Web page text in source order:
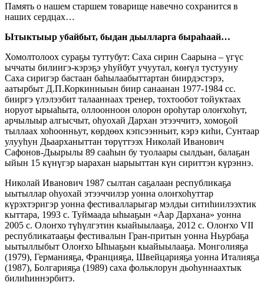
Память о нашем старшем товарище навечно сохранится в
наших сердцах…
Ытыктыыр убайбыт, быдан дьылларга быраһаай…
Хомолтолоох сураҕы туттубут: Саха сирин Саарына – үгүс
ыччаты билиигэ-кэрэҕэ уһуйбут учуутал, көҥүл тустууну
Саха сиригэр бастаан баһылаабыттартан биирдэстэрэ,
аатырбыт Д.П.Коркинныын биир санаанан 1977-1984 сс.
бииргэ үлэлээбит талааннаах тренер, тохтообот тойуктаах
норуот ырыаһыта, оллоонноон олорон ороһутар олоҥхоһут,
арчылыыр алгысчыт, оһуохай Дархан этээччитэ, хомоҕой
тыллаах хоһоонньут, көрдөөх кэпсээнньит, кэрэ киһи, Сунтаар
улууһун Дьаарханыттан төрүттээх Николай Иванович
Сафонов-Дьырылы 89 сааһын бу туолаары сылдьан, балаҕан
ыйын 15 күнүгэр ыарахан ыарыыттан күн сириттэн күрэннэ.
Николай Иванович 1987 сылтан саҕалаан республикаҕа
ыытыллар оһуохай этээччилэр уонна олоҥхоһуттар
күрэхтэригэр уонна фестивалларыгар мэлдьи ситиһиилээхтик
кыттара, 1993 с. Туймаада ыһыаҕын «Аар Дархана» уонна
2005 с. Олоҥхо түһүлгэтин кыайыылааҕа, 2012 с. Олоҥхо VII
республикатааҕы фестивалын Гран-притын уонна Ньурбаҕа
ыытыллыбыт Олоҥхо Ыһыаҕын кыайыылааҕа. Монголияҕа
(1979), Германияҕа, Францияҕа, Швейцарияҕа уонна Италияҕа
(1987), Болгарияҕа (1989) саха фольклорун дьоһуннаахтык
билиһиннэрбитэ.